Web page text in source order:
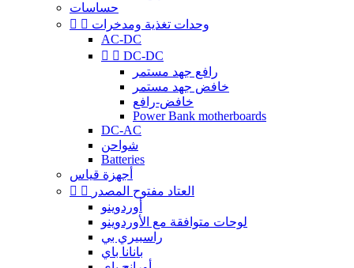
حساسات
  وحدات تغذية ومدخرات
AC-DC
  DC-DC
رافع جهد مستمر
خافض جهد مستمر
خافض-رافع
Power Bank motherboards
DC-AC
شواحن
Batteries
أجهزة قياس
 
العتاد مفتوح المصدر
أوردوينو
لوحات متوافقة مع الأوردوينو
راسبيري بي
بانانا باي